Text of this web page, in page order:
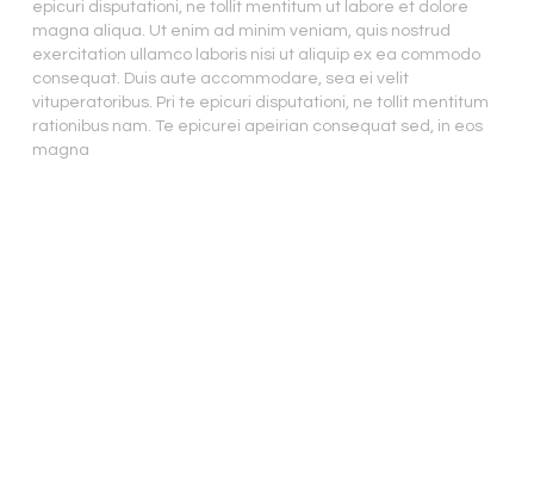
epicuri disputationi, ne tollit mentitum ut labore et dolore
magna aliqua. Ut enim ad minim veniam, quis nostrud
exercitation ullamco laboris nisi ut aliquip ex ea commodo
consequat. Duis aute accommodare, sea ei velit
vituperatoribus. Pri te epicuri disputationi, ne tollit mentitum
rationibus nam. Te epicurei apeirian consequat sed, in eos
magna